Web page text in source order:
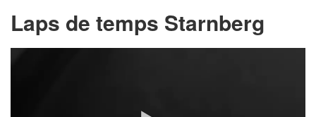
Laps de temps Starnberg